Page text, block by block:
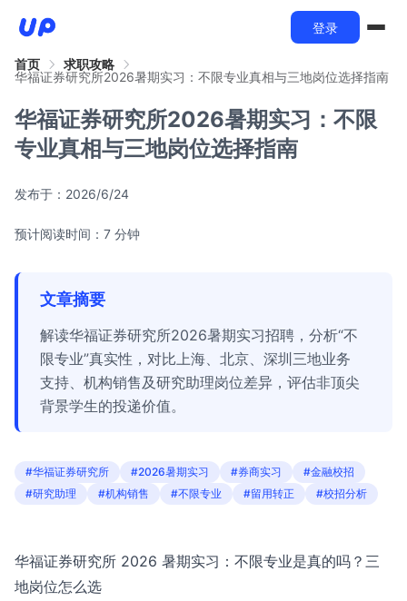
登录
首页
求职攻略
华福证券研究所2026暑期实习：不限专业真相与三地岗位选择指南
华福证券研究所2026暑期实习：不限
专业真相与三地岗位选择指南
发布于： 2026/6/24
预计阅读时间：7 分钟
文章摘要
解读华福证券研究所2026暑期实习招聘，分析“不
限专业”真实性，对比上海、北京、深圳三地业务
支持、机构销售及研究助理岗位差异，评估非顶尖
背景学生的投递价值。
#华福证券研究所 #2026暑期实习 #券商实习
#金融校招
#研究助理
#机构销售 #不限专业 #留用转正 #校招分析
华福证券研究所 2026 暑期实习：不限专业是真的吗？三
地岗位怎么选